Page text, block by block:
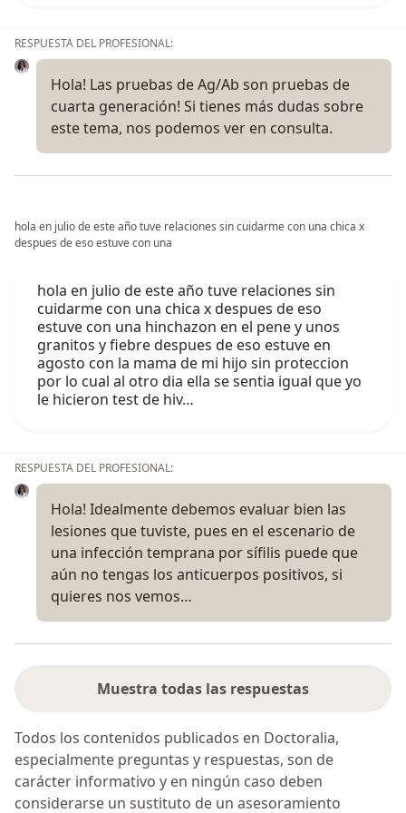
RESPUESTA DEL PROFESIONAL:
Hola! Las pruebas de Ag/Ab son pruebas de
cuarta generación! Si tienes más dudas sobre
este tema, nos podemos ver en consulta.
hola en julio de este año tuve relaciones sin cuidarme con una chica x
despues de eso estuve con una
hola en julio de este año tuve relaciones sin
cuidarme con una chica x despues de eso
estuve con una hinchazon en el pene y unos
granitos y fiebre despues de eso estuve en
agosto con la mama de mi hijo sin proteccion
por lo cual al otro dia ella se sentia igual que yo
le hicieron test de hiv…
RESPUESTA DEL PROFESIONAL:
Hola! Idealmente debemos evaluar bien las
lesiones que tuviste, pues en el escenario de
una infección temprana por sífilis puede que
aún no tengas los anticuerpos positivos, si
quieres nos vemos…
Muestra todas las respuestas
Todos los contenidos publicados en Doctoralia,
especialmente preguntas y respuestas, son de
carácter informativo y en ningún caso deben
considerarse un sustituto de un asesoramiento